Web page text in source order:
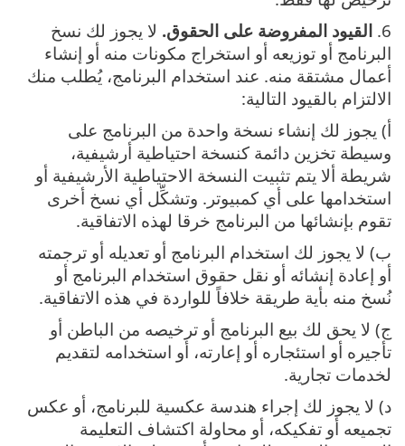
6. القيود المفروضة على الحقوق. لا يجوز لك نسخ
البرنامج أو توزيعه أو استخراج مكونات منه أو إنشاء
أعمال مشتقة منه. عند استخدام البرنامج، يُطلب منك
الالتزام بالقيود التالية:
أ) ‎يجوز لك إنشاء نسخة واحدة من البرنامج على
وسيطة تخزين دائمة كنسخة احتياطية أرشيفية،
شريطة ألا يتم تثبيت النسخة الاحتياطية الأرشيفية أو
استخدامها على أي كمبيوتر‎. وتشكِّل أي نسخ أخرى
تقوم بإنشائها من البرنامج خرقا لهذه الاتفاقية.
ب) ‎لا يجوز لك استخدام البرنامج أو تعديله أو ترجمته
أو إعادة إنشائه أو نقل حقوق استخدام البرنامج أو
نُسخ منه بأية طريقة خلافاً للواردة في هذه الاتفاقية‎.
ج) ‎لا يحق لك بيع البرنامج أو ترخيصه من الباطن أو
تأجيره أو استئجاره أو إعارته، أو استخدامه لتقديم
لخدمات تجارية‎.
د) ‎لا يجوز لك إجراء هندسة عكسية للبرنامج، أو عكس
تجميعه أو تفكيكه، أو محاولة اكتشاف التعليمة